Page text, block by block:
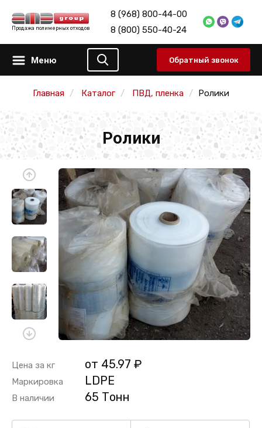
Продажа полимерных отходов
8 (968) 800-44-00
8 (800) 550-40-24
Меню Обратный звонок
Главная Каталог ПВД, пленка Ролики
Ролики
Цена за кг от 45.97 ₽
Маркировка LDPE
В наличии 65 Тонн